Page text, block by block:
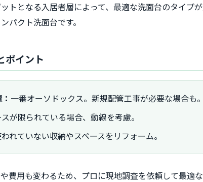
トとなる入居者層によって、最適な洗面台のタイプ
パクト洗面台です。
ポイント
一番オーソドックス。新規配管工事が必要な場合も。
が限られている場合、動線を考慮。
れていない収納やスペースをリフォーム。
費用も変わるため、プロに現地調査を依頼して最適